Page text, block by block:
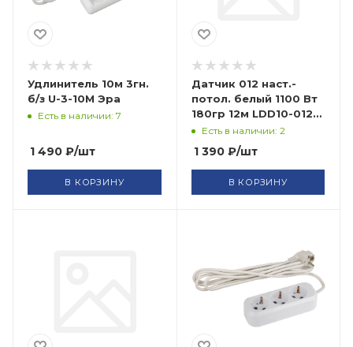
Удлинитель 10м 3гн.
б/з U-3-10M Эра
Есть в наличии: 7
1 490 ₽/шт
В КОРЗИНУ
Датчик 012 наст.-
потол. белый 1100 Вт
180гр 12м LDD10-012-
1100-001 IEK
Есть в наличии: 2
1 390₽/шт
В КОРЗИНУ